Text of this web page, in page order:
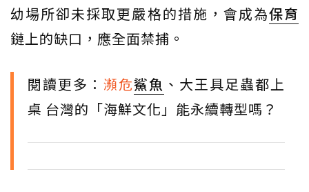
幼場所卻未採取更嚴格的措施，會成為保育
鏈上的缺口，應全面禁捕。
閱讀更多： 瀕危鯊魚 、大王具足蟲都上
桌 台灣的「海鮮文化」能永續轉型嗎？